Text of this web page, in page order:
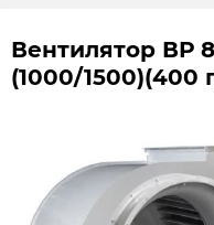
Вентилятор ВР
(1000/1500)(400